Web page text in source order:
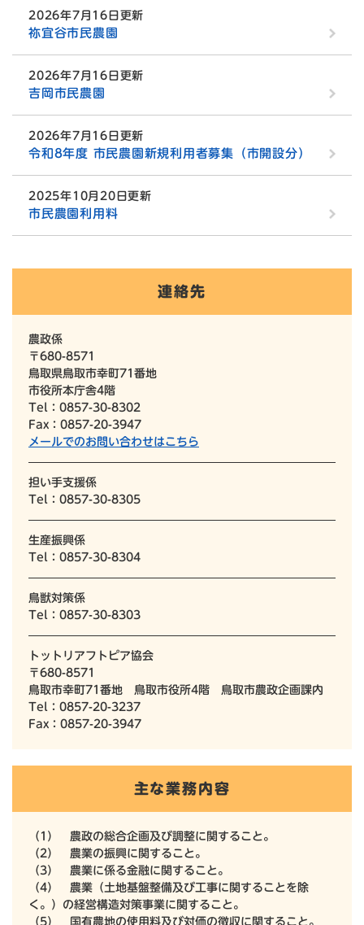
2026年7月16日更新
祢宜谷市民農園
2026年7月16日更新
吉岡市民農園
2026年7月16日更新
令和8年度 市民農園新規利用者募集（市開設分）
2025年10月20日更新
市民農園利用料
連絡先
農政係
〒680-8571
鳥取県鳥取市幸町71番地
市役所本庁舎4階
Tel：0857-30-8302
Fax：0857-20-3947
メールでのお問い合わせはこちら
担い手支援係
Tel：0857-30-8305
生産振興係
Tel：0857-30-8304
鳥獣対策係
Tel：0857-30-8303
トットリアフトピア協会
〒680-8571
鳥取市幸町71番地 鳥取市役所4階 鳥取市農政企画課内
Tel：0857-20-3237
Fax：0857-20-3947
主な業務内容
（1） 農政の総合企画及び調整に関すること。
（2） 農業の振興に関すること。
（3） 農業に係る金融に関すること。
（4） 農業（土地基盤整備及び工事に関することを除
く。）の経営構造対策事業に関すること。
（5） 国有農地の使用料及び対価の徴収に関すること。